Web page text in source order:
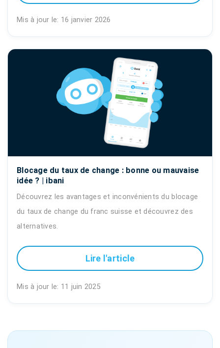
Mis à jour le: 16 janvier 2026
Blocage du taux de change : bonne ou mauvaise
idée ? | ibani
Découvrez les avantages et inconvénients du blocage
du taux de change du franc suisse et découvrez des
alternatives.
Lire l'article
Mis à jour le: 11 juin 2025